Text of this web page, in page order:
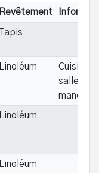
Revêtement
Tapis
Linoléum
Cuisine
salle à
manger
Linoléum
Linoléum